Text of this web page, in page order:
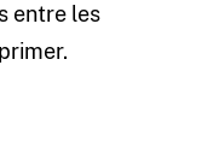
entre les